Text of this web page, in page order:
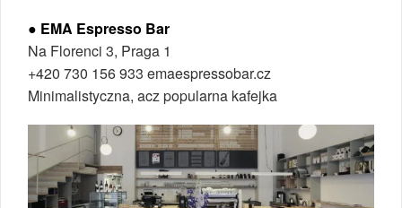
● EMA Espresso Bar
Na Florenci 3, Praga 1
+420 730 156 933 emaespressobar.cz
Minimalistyczna, acz popularna kafejka